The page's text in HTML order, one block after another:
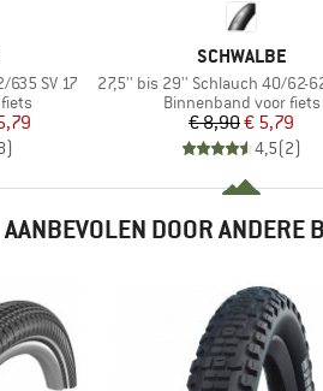
SV 17
prijs
)
MERK
SCHWALBE
Artikel
27,5'' bis 29'' Schlauch 40/62-622/
Productgroep
Binnenband voor fiets
Prijs
€ 8,90Verlaagde
€ 5,79
4,5(2)
AANBEVOLEN DOOR ANDERE